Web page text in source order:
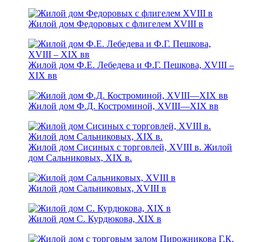
Жилой дом Федоровых с флигелем XVIII в
Жилой дом Ф.Е. Лебедева и Ф.Г. Пешкова, XVIII –
XIX вв
Жилой дом Ф.Д. Костроминой, XVIII—XIX вв
Жилой дом Сисиных с торговлей, XVIII в. Жилой
дом Сальниковых, XIX в.
Жилой дом Сальниковых, XVIII в
Жилой дом С. Курдюкова, XIX в